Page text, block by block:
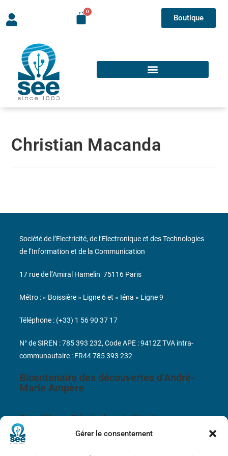
Gérer le consentement
Boutique
Christian Macanda
Bicentenaire des découvertes d’André-
Marie Ampère
Conditions Générales de Vente
Société de l’Electricité, de l’Electronique et des Technologies
de l’Information et de la Communication
17 rue de l’Amiral Hamelin 75116 Paris
Métro : « Boissière » Ligne 6 et « Iéna » Ligne 9
Téléphone : (+33) 1 56 90 37 17
N° de SIREN : 785 393 232, Code APE : 9412Z TVA intra-
communautaire : FR44 785 393 232